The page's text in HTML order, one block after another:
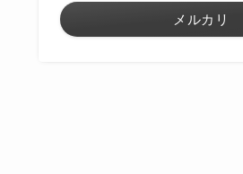
メルカリ